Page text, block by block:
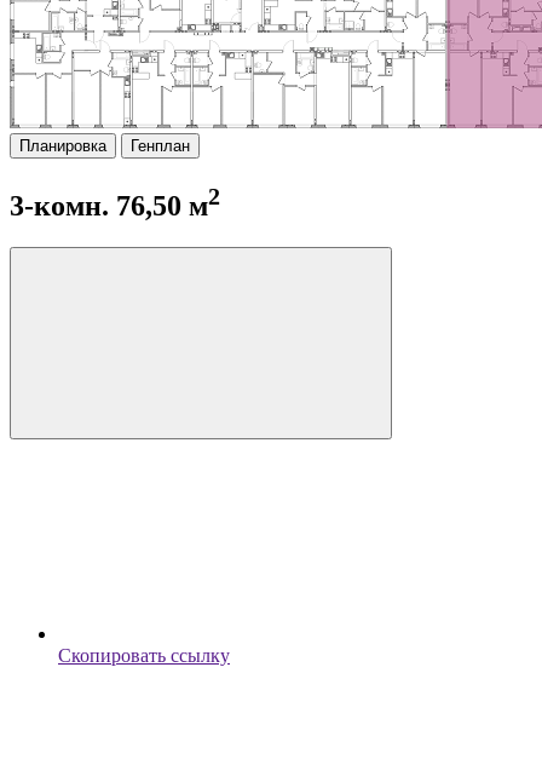
Планировка Генплан
3-комн. 76,50 м2
Скопировать ссылку